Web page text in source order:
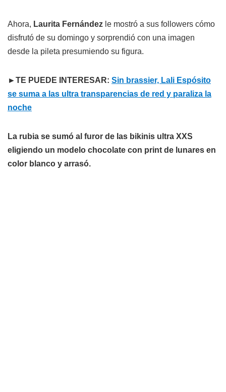
Ahora, Laurita Fernández le mostró a sus followers cómo
disfrutó de su domingo y sorprendió con una imagen
desde la pileta presumiendo su figura.
►TE PUEDE INTERESAR: Sin brassier, Lali Espósito
se suma a las ultra transparencias de red y paraliza la
noche
La rubia se sumó al furor de las bikinis ultra XXS
eligiendo un modelo chocolate con print de lunares en
color blanco y arrasó.